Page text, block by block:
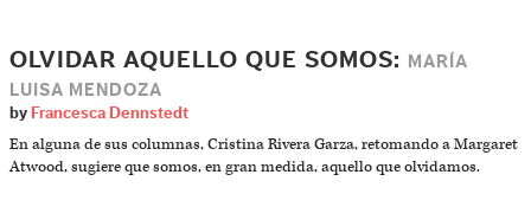
OLVIDAR AQUELLO QUE SOMOS:
MARÍA
LUISA MENDOZA
by Francesca Dennstedt
En alguna de sus columnas, Cristina Rivera Garza, retomando a Margaret
Atwood, sugiere que somos, en gran medida, aquello que olvidamos.